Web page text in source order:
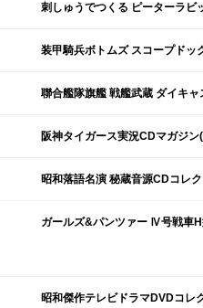
刺しゅうでつくる ピーターラ
装甲騎兵ボトムズ スコープドッ
聯合艦隊旗艦 戦艦武蔵 ダイキ
阪神タイガース実況CDマガジン
昭和落語名演 秘蔵音源CDコレ
昭和傑作テレビドラマDVDコレ